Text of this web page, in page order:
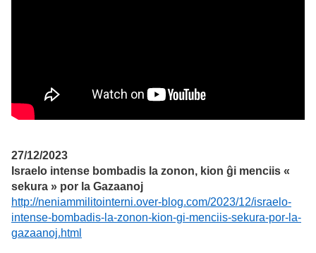
27/12/2023
Israelo intense bombadis la zonon, kion ĝi menciis «
sekura » por la Gazaanoj
http://neniammilitointerni.over-blog.com/2023/12/israelo-
intense-bombadis-la-zonon-kion-gi-menciis-sekura-por-la-
gazaanoj.html